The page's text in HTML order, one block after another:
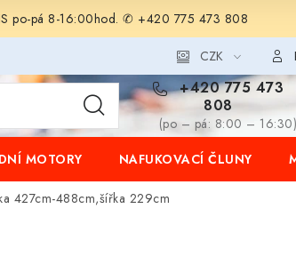
po-pá 8-16:00hod. ✆ +420 775 473 808
údajů CZK
+420 775 473
808
(po – pá: 8:00 – 16:30)
MOTORY NAFUKOVACÍ ČLUNY
427cm-488cm,šířka 229cm